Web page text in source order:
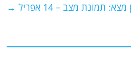
o
תמונת מצב – 14 אפריל →